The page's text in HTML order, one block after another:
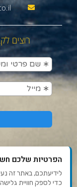
רוצים
הפרטיות שלכם
כדי לספק חוויית